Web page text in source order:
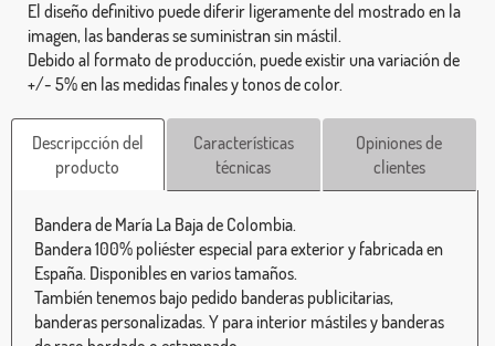
El diseño definitivo puede diferir ligeramente del mostrado en la
imagen, las banderas se suministran sin mástil.
Debido al formato de producción, puede existir una variación de
+/- 5% en las medidas finales y tonos de color.
Descripcción del
producto
Características
técnicas
Opiniones de
clientes
Bandera de María La Baja de Colombia.
Bandera 100% poliéster especial para exterior y fabricada en
España. Disponibles en varios tamaños.
También tenemos bajo pedido banderas publicitarias,
banderas personalizadas. Y para interior mástiles y banderas